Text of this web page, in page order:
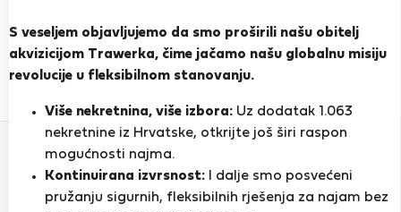
S veseljem objavljujemo da smo proširili našu obitelj
akvizicijom Trawerka, čime jačamo našu globalnu misiju
revolucije u fleksibilnom stanovanju.
Više nekretnina, više izbora: Uz dodatak 1.063
nekretnine iz Hrvatske, otkrijte još širi raspon
mogućnosti najma.
Kontinuirana izvrsnost: I dalje smo posvećeni
pružanju sigurnih, fleksibilnih rješenja za najam bez
PRIKAŽI ŽIVOTOPIS
Ocjena i reference
0
Ocjena